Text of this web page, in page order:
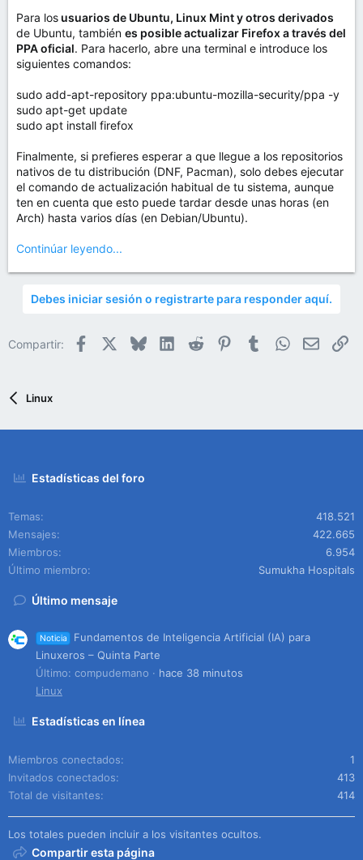
Para los usuarios de Ubuntu, Linux Mint y otros derivados
de Ubuntu, también es posible actualizar Firefox a través del
PPA oficial. Para hacerlo, abre una terminal e introduce los
siguientes comandos:
sudo add-apt-repository ppa:ubuntu-mozilla-security/ppa -y
sudo apt-get update
sudo apt install firefox
Finalmente, si prefieres esperar a que llegue a los repositorios
nativos de tu distribución (DNF, Pacman), solo debes ejecutar
el comando de actualización habitual de tu sistema, aunque
ten en cuenta que esto puede tardar desde unas horas (en
Arch) hasta varios días (en Debian/Ubuntu).
Continúar leyendo...
Debes iniciar sesión o registrarte para responder aquí.
Compartir: Facebook BlueskyLinkedIn
Reddit PinterestTumblrWhatsApp
Email
Linux
Estadísticas del foro
Temas
418.521
Mensajes
422.665
Miembros
6.954
Último miembro
Sumukha Hospitals
Último mensaje
Noticia
Fundamentos de Inteligencia Artificial (IA) para
Linuxeros – Quinta Parte
Último: compudemano
hace 38 minutos
Linux
Estadísticas en línea
Miembros conectados
1
Invitados conectados
413
Total de visitantes
414
Los totales pueden incluir a los visitantes ocultos.
Compartir esta página